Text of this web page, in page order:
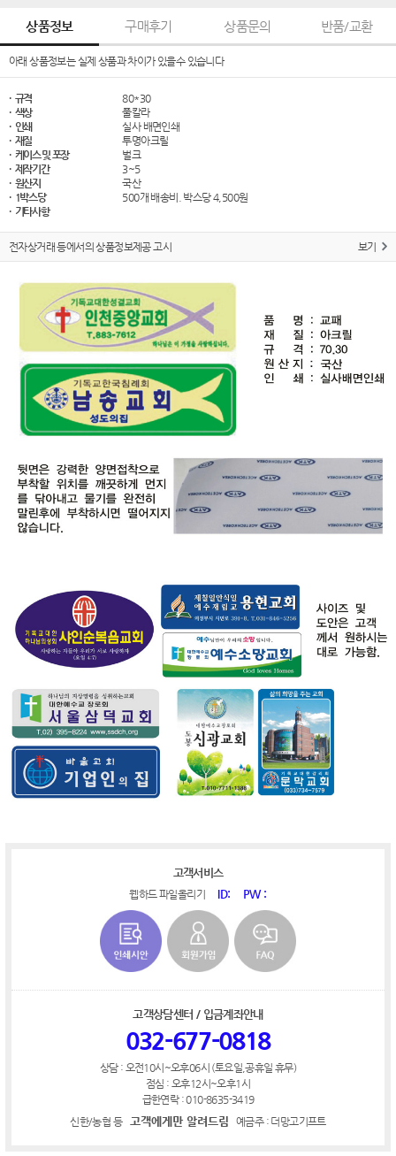
상품정보 구매후기 상품문의 반품/교환
아래 상품정보는 실제 상품과 차이가 있을수 있습니다
· 규격
80*30
· 색상
풀칼라
· 인쇄
실사 배면인쇄
· 재질
투명아크릴
· 케이스 및 포장
벌크
· 제작기간
3~5
· 원산지
국산
· 1박스당
500개 배송비. 박스당 4,500원
· 기타사항
전자상거래 등에서의 상품정보제공 고시 보기
고객서비스
웹하드 파일올리기 ID: PW :
고객상담센터 / 입금계좌안내
032-677-0818
상담 : 오전10시~오후06시 (토요일,공휴일 휴무)
점심 : 오후12시~오후1시
급한연락 : 010-8635-3419
신한/농협 등 고객에게만 알려드림 예금주 : 더망고기프트